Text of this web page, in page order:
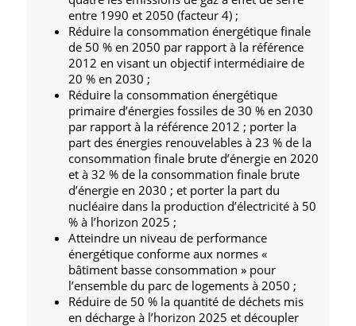
entre 1990 et 2050 (facteur 4) ;
Réduire la consommation énergétique finale
de 50 % en 2050 par rapport à la référence
2012 en visant un objectif intermédiaire de
20 % en 2030 ;
Réduire la consommation énergétique
primaire d’énergies fossiles de 30 % en 2030
par rapport à la référence 2012 ; porter la
part des énergies renouvelables à 23 % de la
consommation finale brute d’énergie en 2020
et à 32 % de la consommation finale brute
d’énergie en 2030 ; et porter la part du
nucléaire dans la production d’électricité à 50
% à l’horizon 2025 ;
Atteindre un niveau de performance
énergétique conforme aux normes «
bâtiment basse consommation » pour
l’ensemble du parc de logements à 2050 ;
Réduire de 50 % la quantité de déchets mis
en décharge à l’horizon 2025 et découpler